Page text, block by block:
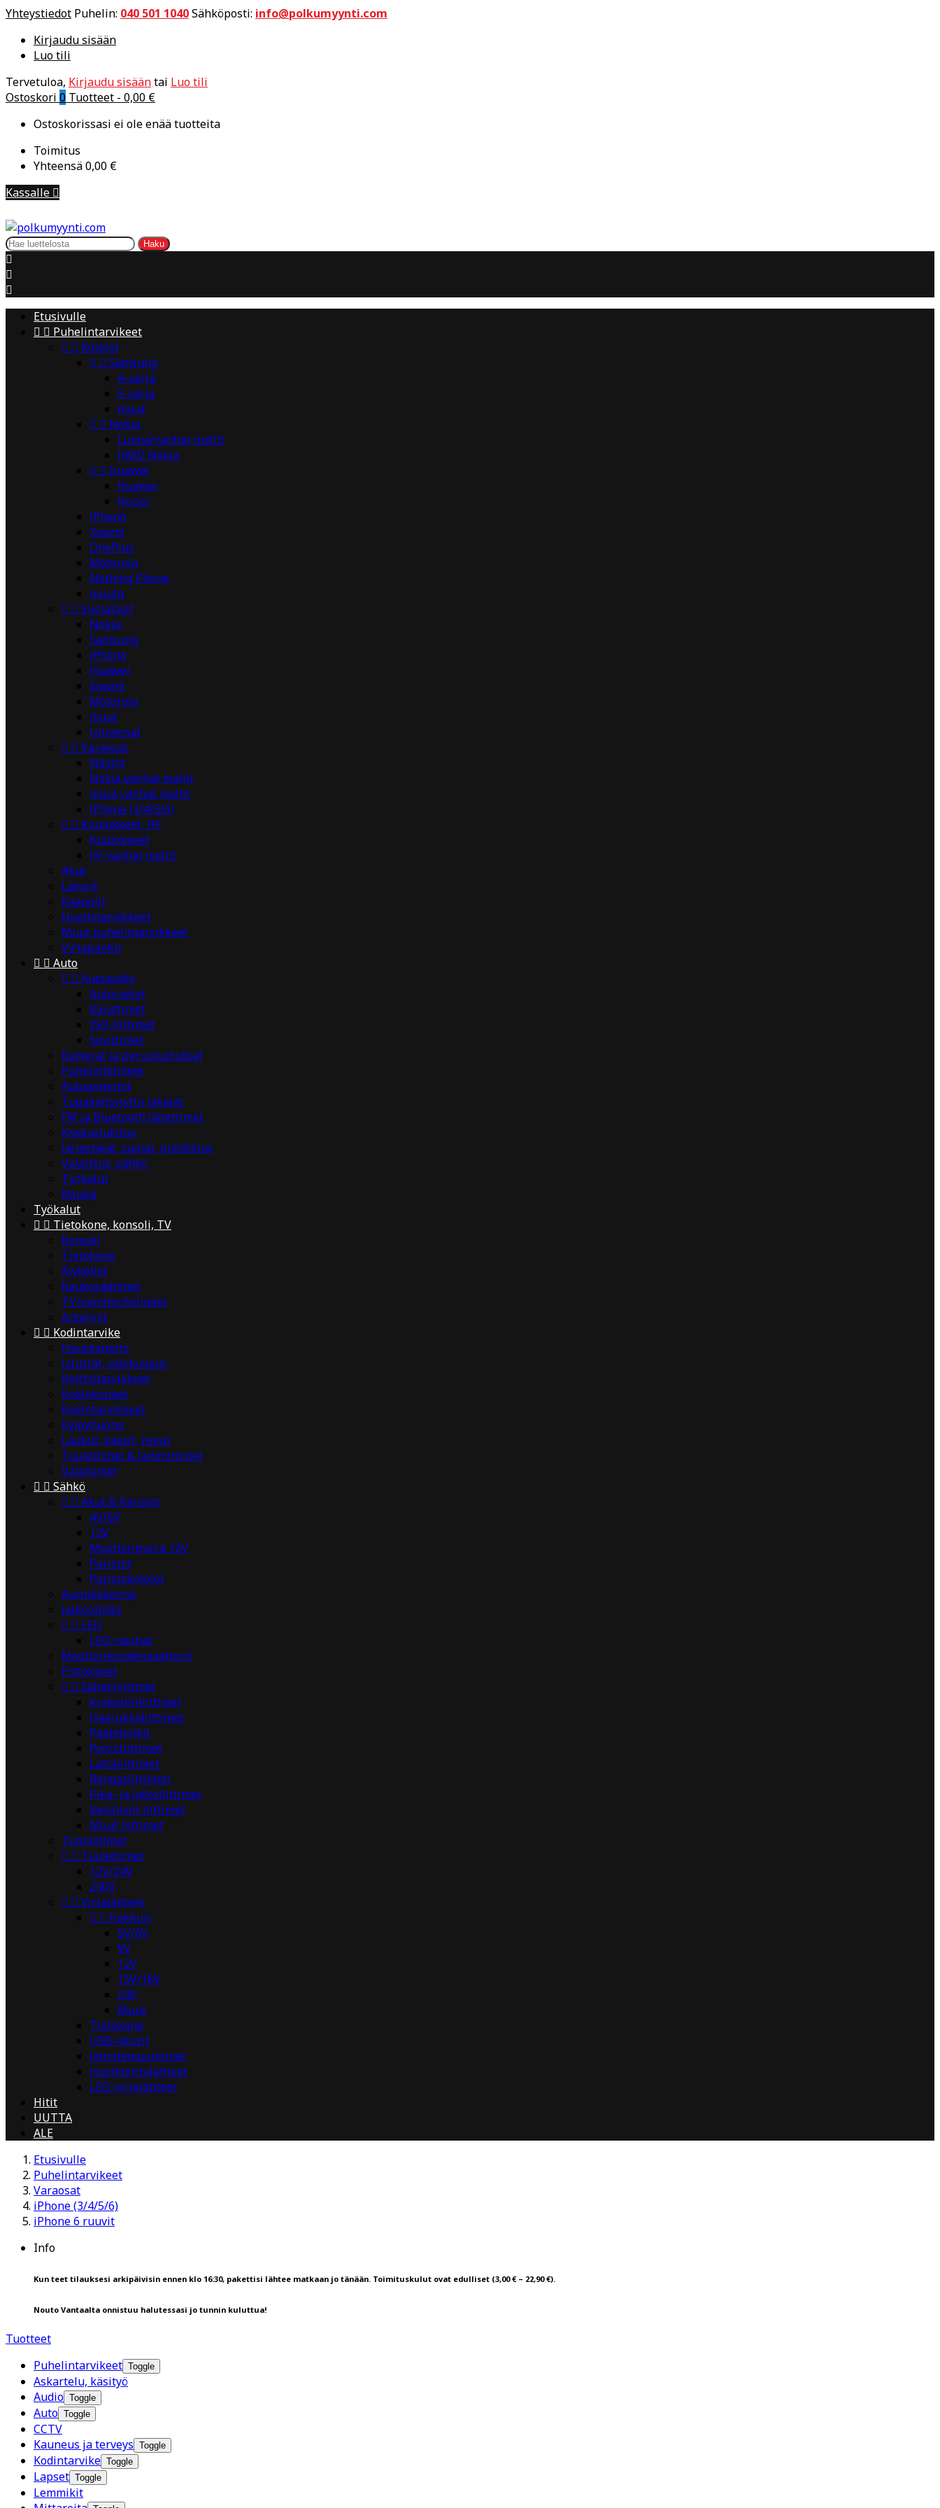
Yhteystiedot Puhelin: 040 501 1040Sähköposti: info@polkumyynti.com
Kirjaudu sisään
Luo tili
Tervetuloa, Kirjaudu sisääntai Luo tili
Ostoskori 0 Tuotteet - 0,00 €
Ostoskorissasi ei ole enää tuotteita
Toimitus
Yhteensä0,00 €
Kassalle 
Haku



Etusivulle
  Puhelintarvikeet
  Kotelot
  Samsung
A-sarja
S-sarja
muut
  Nokia
Lumia/vanhat mallit
HMD Nokia
  Huawei
Huawei
Honor
iPhone
Xiaomi
OnePlus
Motorola
Nothing Phone
muuta
  Suojalasit
Nokia
Samsung
iPhone
Huawei
Xiaomi
Motorola
muut
Universal
  Varaosat
Näytöt
Nokia vanhat mallit
muut vanhat mallit
iPhone (3/4/5/6)
  Kuulokkeet, HF
Kuulokkeet
HF vanhat mallit
Akut
Laturit
Kaapelit
Huoltotarvikkeet
Muut puhelintarvikkeet
Virtapankit
  Auto
  Autoaudio
Autoradiot
Kaiuttimet
ISO-liittimet
Sovittimet
Kamerat ja peruutustutkat
Puhelintelineet
Autoantennit
Tupakansytytin jakajat
FM ja Bluetooth lähettimet
Keskuslukitus
Järjestäjät, suojat, puhdistus
Valaistus, sähkö
Työkalut
Muuta
Työkalut
  Tietokone, konsoli, TV
Konsoli
Tietokone
Älykellot
Kaukosäätimet
TV/monitoritelineet
Antennit
  Kodintarvike
Hauskanpito
Jalustat, valokuvaus
Keittiötarvikkeet
Kodinkoneet
Kodintarvikkeet
Kylpyhuone
Laukut, kassit, reput
Tuulettimet & lämmittimet
Valaisimet
  Sähkö
  Akut & Paristot
4V/6V
12V
Moottoripyörä 12V
Paristot
Paristokotelot
Aurinkokenno
Jatkojohdot
  LED
LED-nauhat
Moottorikondensaattorit
Pistokkeet
  Sähköliittimet
Krokotiililiittimet
Haarukkaliittimet
Pääteholkit
Pyöröliittimet
Lattaliittimet
Rengasliittimet
Pika- ja jatkoliittimet
Vesitiiviit liittimet
Muut liittimet
Tunnistimet
  Tuulettimet
12V/24V
230V
  Virtalähteet
  Hakkuri
5V/6V
9V
12V
15V/18V
24V
Muut
Tietokone
USB-laturit
Jännitemuuntimet
Huoltovirtalähteet
LED-virtalähteet
Hitit
UUTTA
ALE
Etusivulle
Puhelintarvikeet
Varaosat
iPhone (3/4/5/6)
iPhone 6 ruuvit
Info
Kun teet tilauksesi arkipäivisin ennen klo 16:30, pakettisi lähtee matkaan jo tänään. Toimituskulut ovat edulliset (3,00 € – 22,90 €).
Nouto Vantaalta onnistuu halutessasi jo tunnin kuluttua!
Tuotteet
Puhelintarvikeet Toggle
Askartelu, käsityö
Audio Toggle
Auto Toggle
CCTV
Kauneus ja terveys Toggle
Kodintarvike Toggle
Lapset Toggle
Lemmikit